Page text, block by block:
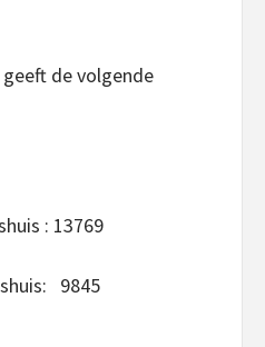
de volgende
: 13769
9845